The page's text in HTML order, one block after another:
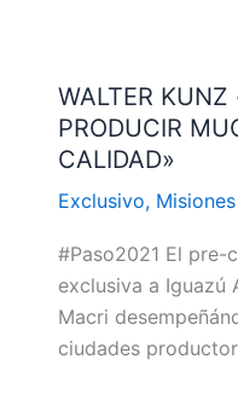
WALTER KUNZ
PRODUCIR
CALIDAD»
Exclusivo,
#Paso2021 El pre-
exclusiva a Iguazú
Macri
ciudades
«HAY
PRODUCCIÓN
DE
HORTALIZAS
IGUAZÚ
PERO
SE
PRODRÍA